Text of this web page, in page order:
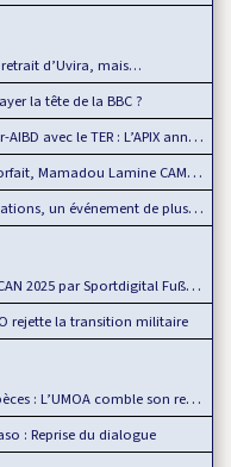
retrait d’Uvira, mais…
la tête de la BBC ?
avec le TER : L’APIX annonce…
Mamadou Lamine CAMARA…
un événement de plus en plus…
par Sportdigital Fußball, le…
rejette la transition militaire
: L’UMOA comble son retard
: Reprise du dialogue